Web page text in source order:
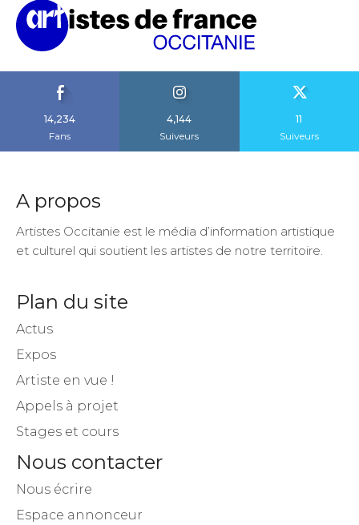
14,234
Fans
4,144
Suiveurs
11
Suiveurs
A propos
Artistes Occitanie est le média d’information artistique
et culturel qui soutient les artistes de notre territoire.
Plan du site
Actus
Expos
Artiste en vue !
Appels à projet
Stages et cours
Nous contacter
Nous écrire
Espace annonceur